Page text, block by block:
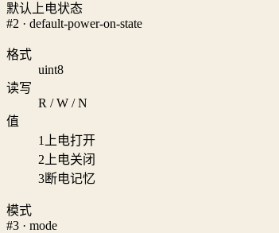
默认上电状态
#2 · default-power-on-state
格式
uint8
读写
R / W / N
值
1
上电打开
2 上电关闭
3断电记忆
模式
#3 · mode